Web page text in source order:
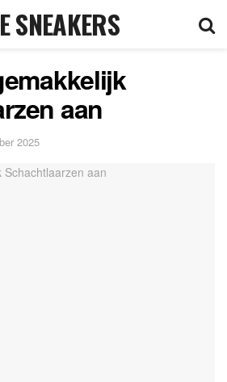
SNEAKERS
aan
2025